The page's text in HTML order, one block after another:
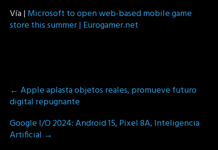
Vía |Microsoft to open web-based mobile game
store this summer | Eurogamer.net
Post
navigation
← Apple aplasta objetos reales, promueve futuro
digital repugnante
Google I/O 2024: Android 15, Pixel 8A, Inteligencia
Artificial →